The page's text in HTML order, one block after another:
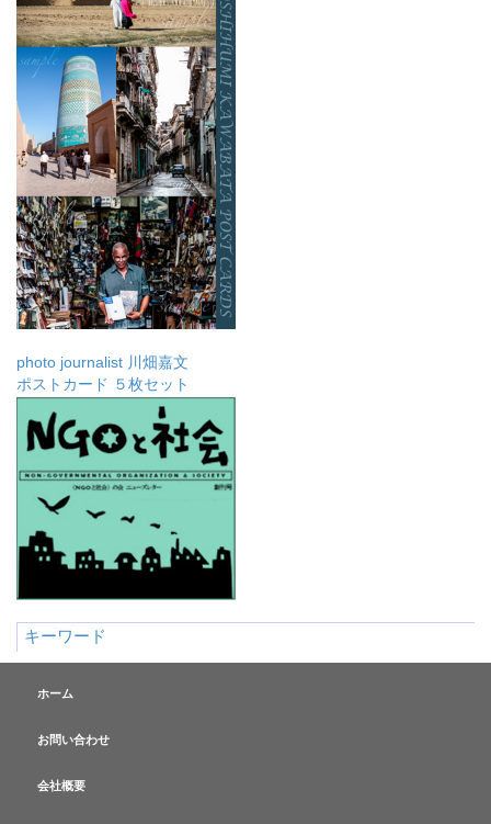
photo journalist 川畑嘉文
ポストカード ５枚セット
キーワード
ホーム
お問い合わせ
会社概要